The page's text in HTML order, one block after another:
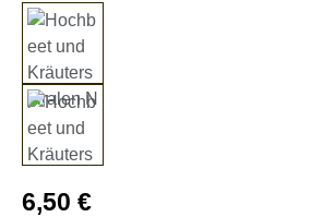
Regulärer Preis:
6,50 €